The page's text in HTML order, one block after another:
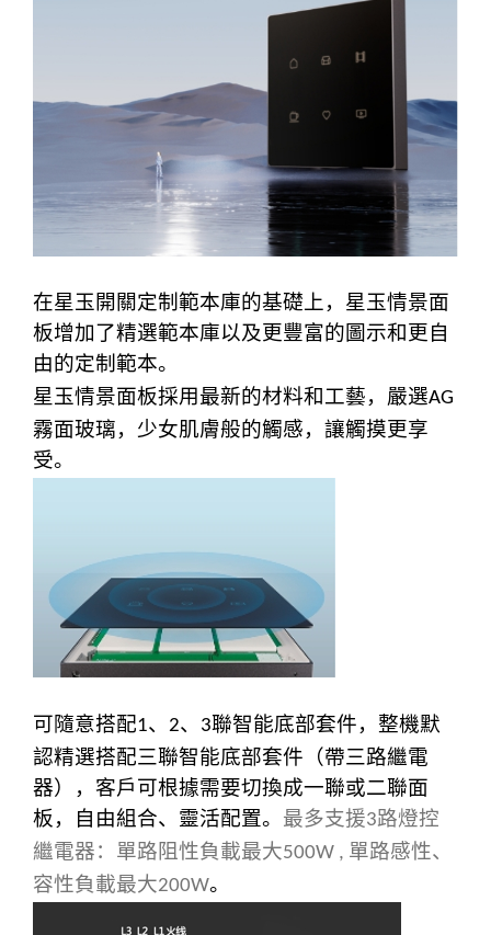
在星玉開關定制範本庫的基礎上，星玉情景面
板增加了精選範本庫以及更豐富的圖示和更自
由的定制範本。
星玉情景面板採用最新的材料和工藝，嚴選AG
霧面玻璃，少女肌膚般的觸感，讓觸摸更享
受。
可隨意搭配1、 2、 3聯智能底部套件，整機默
認精選搭配三聯智能底部套件（帶三路繼電
器），客戶可根據需要切換成一聯或二聯面
板，自由組合、靈活配置。 最多支援3路燈控
繼電器：單路阻性負載最大500W , 單路感性、
容性負載最大200W。